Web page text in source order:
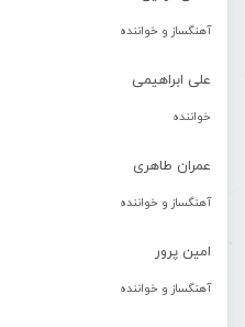
آهنگساز و خواننده
علی ابراهیمی
خواننده
عمران طاهری
آهنگساز و خواننده
امین پرور
آهنگساز و خواننده